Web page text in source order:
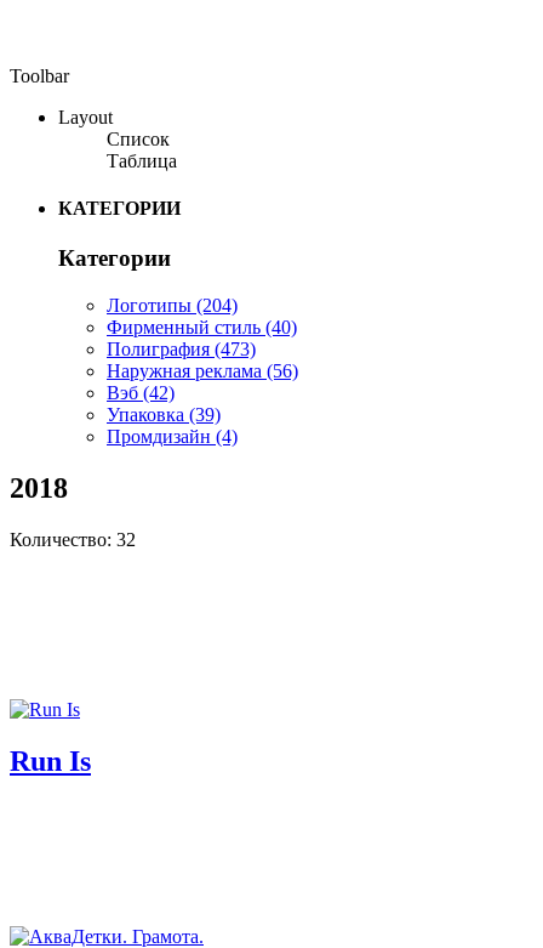
Toolbar
Layout
Список
Таблица
КАТЕГОРИИ
Категории
Логотипы (204)
Фирменный стиль (40)
Полиграфия (473)
Наружная реклама (56)
Вэб (42)
Упаковка (39)
Промдизайн (4)
2018
Количество: 32
Run Is